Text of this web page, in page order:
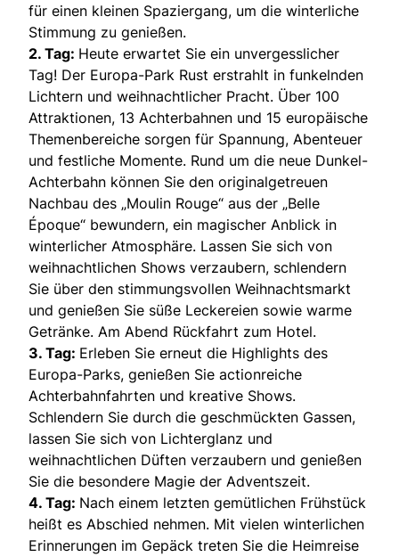
für einen kleinen Spaziergang, um die winterliche
Stimmung zu genießen.
2. Tag: Heute erwartet Sie ein unvergesslicher
Tag! Der Europa-Park Rust erstrahlt in funkelnden
Lichtern und weihnachtlicher Pracht. Über 100
Attraktionen, 13 Achterbahnen und 15 europäische
Themenbereiche sorgen für Spannung, Abenteuer
und festliche Momente. Rund um die neue Dunkel-
Achterbahn können Sie den originalgetreuen
Nachbau des „Moulin Rouge“ aus der „Belle
Époque“ bewundern, ein magischer Anblick in
winterlicher Atmosphäre. Lassen Sie sich von
weihnachtlichen Shows verzaubern, schlendern
Sie über den stimmungsvollen Weihnachtsmarkt
und genießen Sie süße Leckereien sowie warme
Getränke. Am Abend Rückfahrt zum Hotel.
3. Tag: Erleben Sie erneut die Highlights des
Europa-Parks, genießen Sie actionreiche
Achterbahnfahrten und kreative Shows.
Schlendern Sie durch die geschmückten Gassen,
lassen Sie sich von Lichterglanz und
weihnachtlichen Düften verzaubern und genießen
Sie die besondere Magie der Adventszeit.
4. Tag: Nach einem letzten gemütlichen Frühstück
heißt es Abschied nehmen. Mit vielen winterlichen
Erinnerungen im Gepäck treten Sie die Heimreise